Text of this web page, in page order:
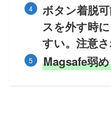
ボタン着脱
スを外す時
すい。注意さ
Magsafe弱め